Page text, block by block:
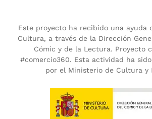
Este proyecto ha recibido una ayuda
Cultura, a través de la Dirección
Cómic y de la Lectura. Proyecto
#comercio360. Esta actividad ha
por el Ministerio de Cultura y